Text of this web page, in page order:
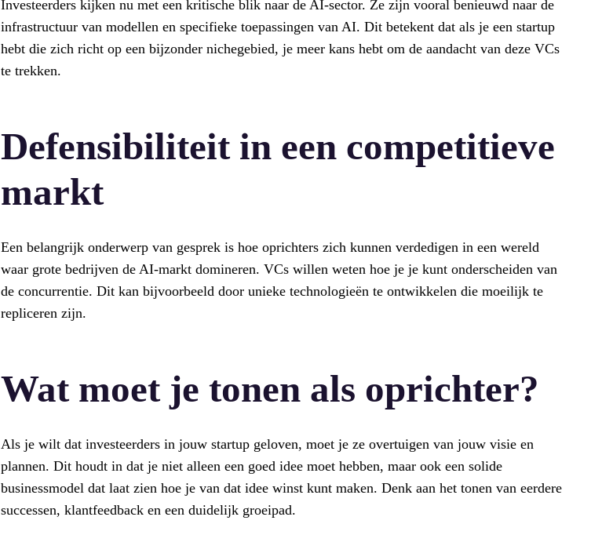
Investeerders kijken nu met een kritische blik naar de AI-sector. Ze zijn vooral benieuwd naar de
infrastructuur van modellen en specifieke toepassingen van AI. Dit betekent dat als je een startup
hebt die zich richt op een bijzonder nichegebied, je meer kans hebt om de aandacht van deze VCs
te trekken.
Defensibiliteit in een competitieve
markt
Een belangrijk onderwerp van gesprek is hoe oprichters zich kunnen verdedigen in een wereld
waar grote bedrijven de AI-markt domineren. VCs willen weten hoe je je kunt onderscheiden van
de concurrentie. Dit kan bijvoorbeeld door unieke technologieën te ontwikkelen die moeilijk te
repliceren zijn.
Wat moet je tonen als oprichter?
Als je wilt dat investeerders in jouw startup geloven, moet je ze overtuigen van jouw visie en
plannen. Dit houdt in dat je niet alleen een goed idee moet hebben, maar ook een solide
businessmodel dat laat zien hoe je van dat idee winst kunt maken. Denk aan het tonen van eerdere
successen, klantfeedback en een duidelijk groeipad.